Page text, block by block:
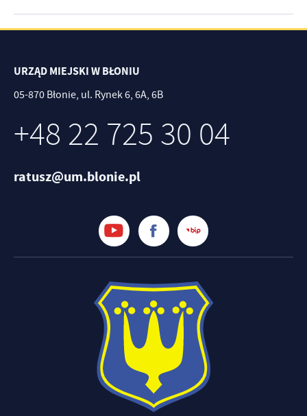
URZĄD MIEJSKI W BŁONIU
05-870 Błonie, ul. Rynek 6, 6A, 6B
+48 22 725 30 04
ratusz@um.blonie.pl